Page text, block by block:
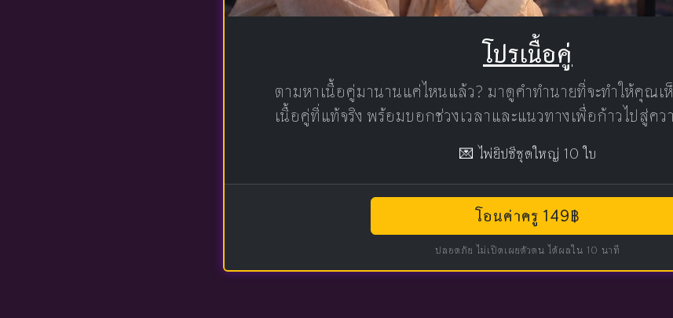
โปรเนื้อคู่
ตามหาเนื้อคู่มานานแค่ไหนแล้ว? มาดูคำทำนายที่จะทำให้คุณเ
เนื้อคู่ที่แท้จริง พร้อมบอกช่วงเวลาและแนวทางเพื่อก้าวไปสู่ค
💌 ไพ่ยิปซีชุดใหญ่ 10 ใบ
โอนค่าครู 149฿
ปลอดภัย ไม่เปิดเผยตัวตน ได้ผลใน 10 นาที